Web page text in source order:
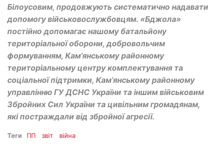
Білоусовим, продовжують систематично надавати
допомогу військовослужбовцям. «Бджола»
постійно допомагає нашому батальйону
територіальної оборони, добровольчим
формуванням, Кам’янському районному
територіальному центру комплектування та
соціальної підтримки, Кам’янському районному
управлінню ГУ ДСНС України та іншим військовим
Збройних Сил України та цивільним громадянам,
які постраждали від збройної агресії.
Теги ПП звіт війна